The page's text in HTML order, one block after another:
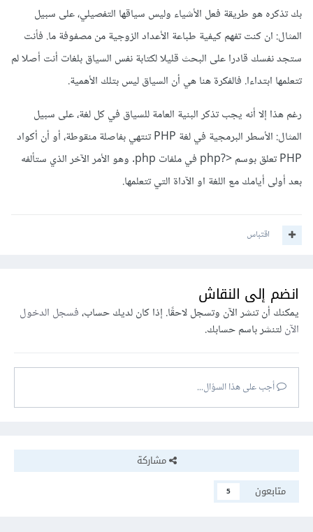
بك تذكره هو طريقة فعل الأشياء وليس سياقها التفصيلي، على سبيل
المثال: ان كنت تفهم كيفية طباعة الأعداد الزوجية من مصفوفة ما. فأنت
ستجد نفسك قادرا على البحث قليلا لكتابة نفس السياق بلغات أنت أصلا لم
تتعلمها ابتداءا. فالفكرة هنا هي أن السياق ليس بتلك الأهمية.
رغم هذا إلا أنه يجب تذكر البنية العامة للسياق في كل لغة، على سبيل
المثال: الأسطر البرمجية في لغة PHP تنتهي بفاصلة منقوطة، أو أن أكواد
PHP تعلق بوسم <?php في ملفات php. وهو الأمر الآخر الذي ستألفه
بعد أولى أيامك مع اللغة او الآداة التي تتعلمها.
اقتباس
انضم إلى النقاش
يمكنك أن تنشر الآن وتسجل لاحقًا. إذا كان لديك حساب،فسجل الدخول
الآنلتنشر باسم حسابك.
أجب على هذا السؤال...
مشاركة
متابعون
5